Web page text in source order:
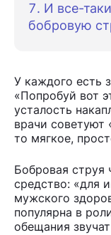
У каждого есть
«Попробуй вот
усталость
врачи советуют
то мягкое,
Бобровая струя
средство: «для
мужского
популярна в
обещания
И все-
бобровую